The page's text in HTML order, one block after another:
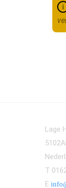
Lage
T
E